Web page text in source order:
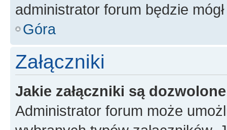
administrator forum będzie
Góra
Załączniki
Jakie załączniki są
Administrator forum może